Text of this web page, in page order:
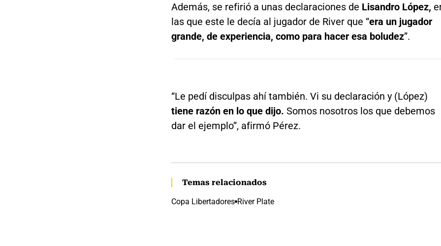
Además, se refirió a unas declaraciones de Lisandro López,
las que este le decía al jugador de River que “era un jugador
grande, de experiencia, como para hacer esa boludez”.
“Le pedí disculpas ahí también. Vi su declaración y (López)
tiene razón en lo que dijo. Somos nosotros los que debemos
dar el ejemplo”, afirmó Pérez.
Temas relacionados
Copa Libertadores River Plate